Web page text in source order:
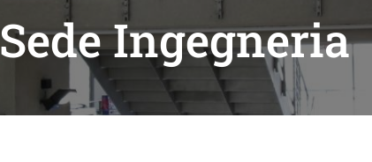
Sede Ingegneria